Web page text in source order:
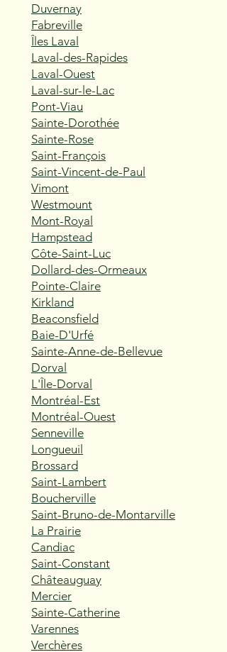
Duvernay
Fabreville
Îles Laval
Laval-des-Rapides
Laval-Ouest
Laval-sur-le-Lac
Pont-Viau
Sainte-Dorothée
Sainte-Rose
Saint-François
Saint-Vincent-de-Paul
Vimont
Westmount
Mont-Royal
Hampstead
Côte-Saint-Luc
Dollard-des-Ormeaux
Pointe-Claire
Kirkland
Beaconsfield
Baie-D'Urfé
Sainte-Anne-de-Bellevue
Dorval
L'Île-Dorval
Montréal-Est
Montréal-Ouest
Senneville
Longueuil
Brossard
Saint-Lambert
Boucherville
Saint-Bruno-de-Montarville
La Prairie
Candiac
Saint-Constant
Châteauguay
Mercier
Sainte-Catherine
Varennes
Verchères